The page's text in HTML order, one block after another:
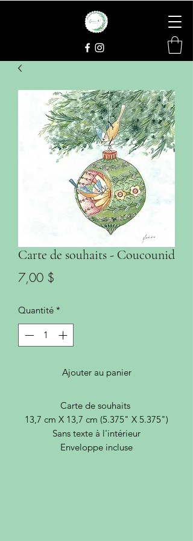
Carte de souhaits - Coucounid
7,00 $
Quantité *
Ajouter au panier
Carte de souhaits
13,7 cm X 13,7 cm (5.375" X 5.375")
Sans texte à l'intérieur
Enveloppe incluse